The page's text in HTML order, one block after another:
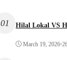
01 Hilal Lokal VS
March 19, 2026•